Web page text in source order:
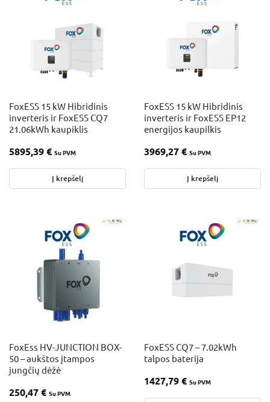
FoxESS 15 kW Hibridinis
inverteris ir FoxESS CQ7
21.06kWh kaupiklis
5895,39€ Su PVM
Į krepšelį
FoxESS 15 kW Hibridinis
inverteris ir FoxESS EP12
energijos kaupilkis
3969,27€ Su PVM
Į krepšelį
FoxEss HV-JUNCTION BOX-
50 – aukštos įtampos
jungčių dėžė
250,47€ Su PVM
FoxESS CQ7 – 7.02kWh
talpos baterija
1427,79€ Su PVM